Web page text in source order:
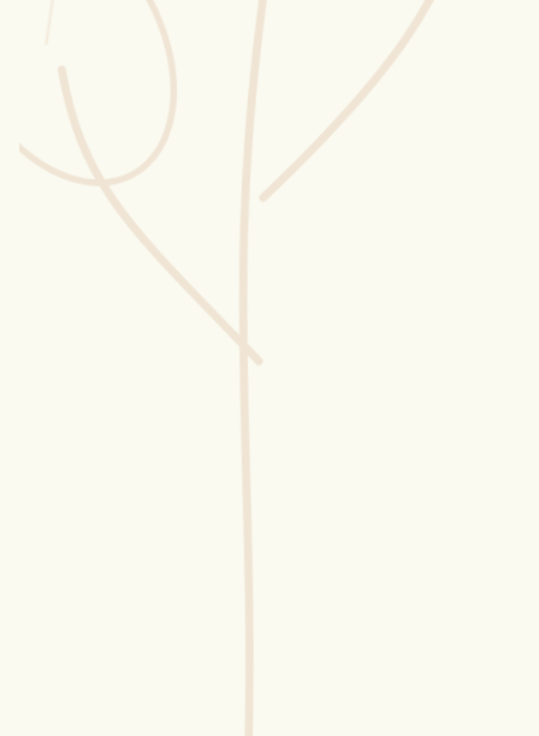
Wusstest du?
Sammlungen
Selber machen